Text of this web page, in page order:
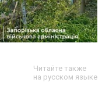
Читайте также
на русском языке